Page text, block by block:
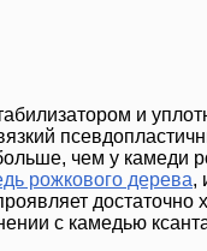
и
чем у камеди
рожкового дерева,
достаточно
с камедью